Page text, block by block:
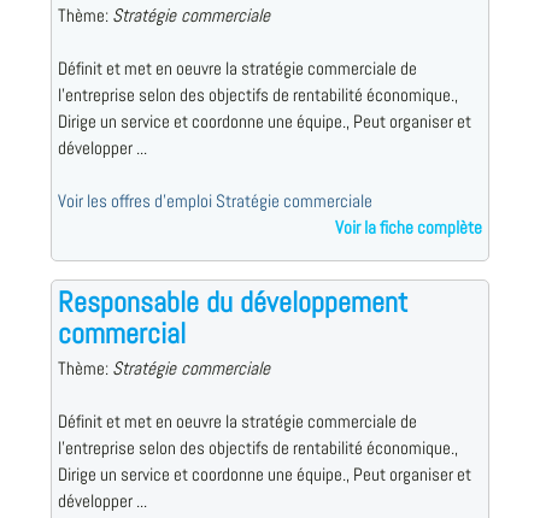
Thème: Stratégie commerciale
Définit et met en oeuvre la stratégie commerciale de
l'entreprise selon des objectifs de rentabilité économique.,
Dirige un service et coordonne une équipe., Peut organiser et
développer ...
Voir les offres d'emploi Stratégie commerciale
Voir la fiche complète
Responsable du développement
commercial
Thème: Stratégie commerciale
Définit et met en oeuvre la stratégie commerciale de
l'entreprise selon des objectifs de rentabilité économique.,
Dirige un service et coordonne une équipe., Peut organiser et
développer ...